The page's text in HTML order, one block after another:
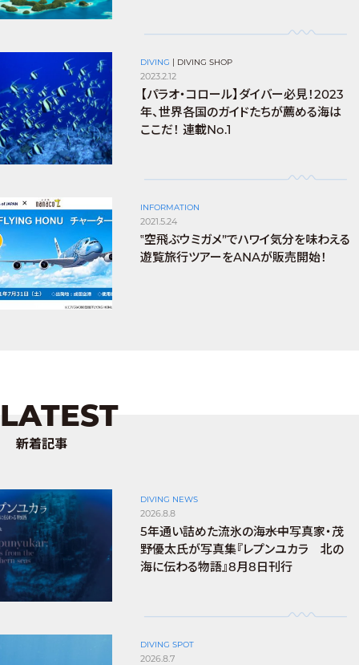
DIVING | DIVING SHOP
2023.2.12
【パラオ・コロール】ダイバー必見！2023
年、世界各国のガイドたちが薦める海は
ここだ！ 連載No.1
INFORMATION
2021.5.24
‟空飛ぶウミガメ”でハワイ気分を味わえる
遊覧旅行ツアーをANAが販売開始！
LATEST
新着記事
DIVING NEWS
2026.8.8
5年通い詰めた流氷の海――水中写真家・茂
野優太氏が写真集『レプンユカラ 北の
海に伝わる物語』8月8日刊行
DIVING SPOT
2026.8.7